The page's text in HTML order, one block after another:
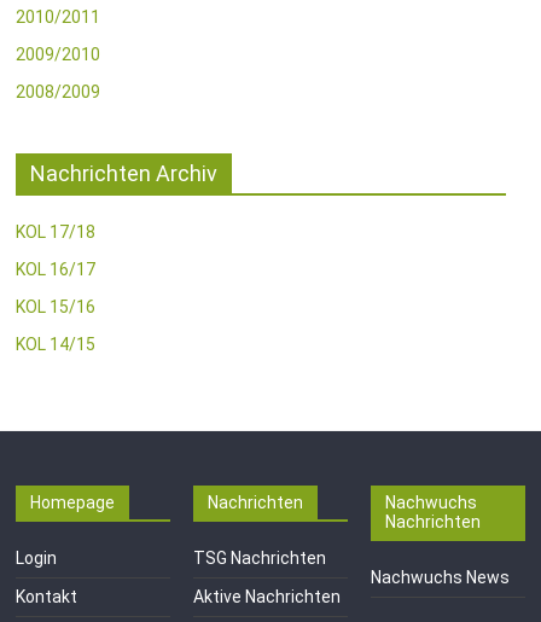
2010/2011
2009/2010
2008/2009
Nachrichten Archiv
KOL 17/18
KOL 16/17
KOL 15/16
KOL 14/15
Homepage
Login
Kontakt
Nachrichten
TSG Nachrichten
Aktive Nachrichten
Nachwuchs
Nachrichten
Nachwuchs News